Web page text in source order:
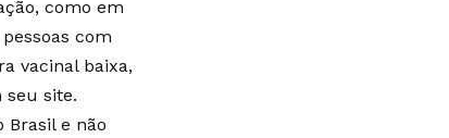
como em
com
vacinal baixa,
seu site.
e não